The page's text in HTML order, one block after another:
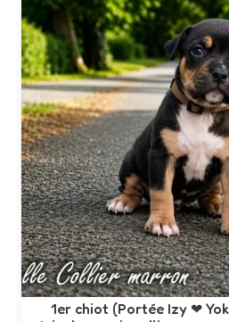
1er chiot (Portée Izy ❤